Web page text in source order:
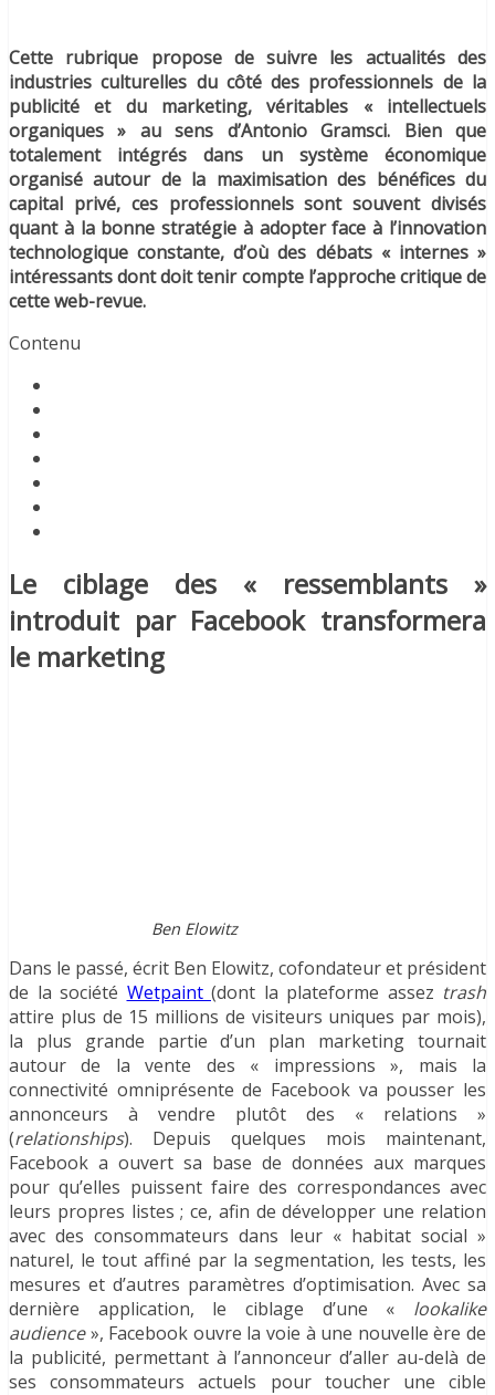
Cette rubrique propose de suivre les actualités des
industries culturelles du côté des professionnels de la
publicité et du marketing, véritables « intellectuels
organiques » au sens d’Antonio Gramsci. Bien que
totalement intégrés dans un système économique
organisé autour de la maximisation des bénéfices du
capital privé, ces professionnels sont souvent divisés
quant à la bonne stratégie à adopter face à l’innovation
technologique constante, d’où des débats « internes »
intéressants dont doit tenir compte l’approche critique de
cette web-revue.
Contenu
Le ciblage des « ressemblants »
introduit par Facebook transformera
le marketing
Ben Elowitz
Dans le passé, écrit Ben Elowitz, cofondateur et président
de la société Wetpaint (dont la plateforme assez trash
attire plus de 15 millions de visiteurs uniques par mois),
la plus grande partie d’un plan marketing tournait
autour de la vente des « impressions », mais la
connectivité omniprésente de Facebook va pousser les
annonceurs à vendre plutôt des « relations »
(relationships). Depuis quelques mois maintenant,
Facebook a ouvert sa base de données aux marques
pour qu’elles puissent faire des correspondances avec
leurs propres listes ; ce, afin de développer une relation
avec des consommateurs dans leur « habitat social »
naturel, le tout affiné par la segmentation, les tests, les
mesures et d’autres paramètres d’optimisation. Avec sa
dernière application, le ciblage d’une « lookalike
audience», Facebook ouvre la voie à une nouvelle ère de
la publicité, permettant à l’annonceur d’aller au-delà de
ses consommateurs actuels pour toucher une cible